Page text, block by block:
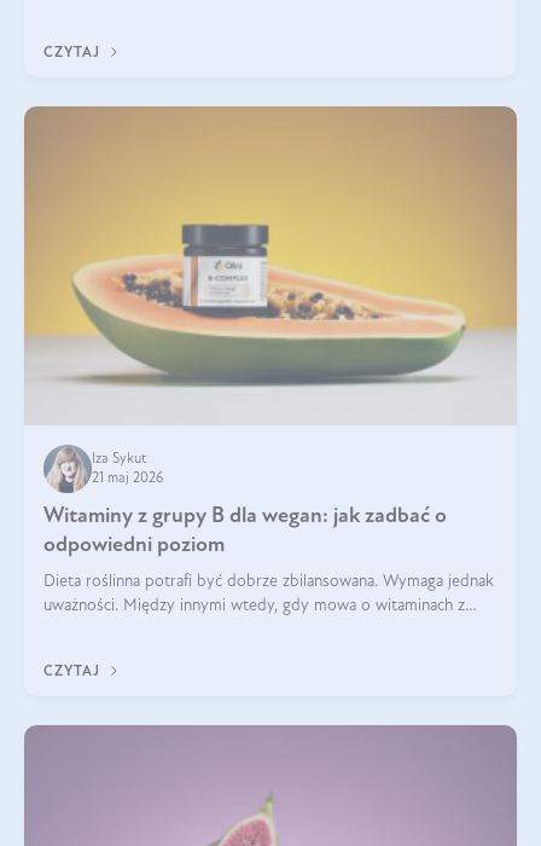
CZYTAJ
Iza Sykut
21 maj 2026
Witaminy z grupy B dla wegan: jak zadbać o
odpowiedni poziom
Dieta roślinna potrafi być dobrze zbilansowana. Wymaga jednak
uważności. Między innymi wtedy, gdy mowa o witaminach z
CZYTAJ